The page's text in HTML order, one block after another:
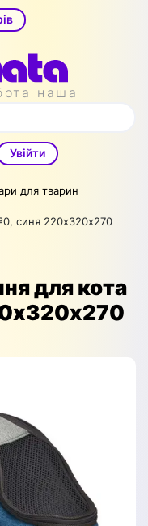
наша
Увійти
для тварин
синя 220х320х270
для кота